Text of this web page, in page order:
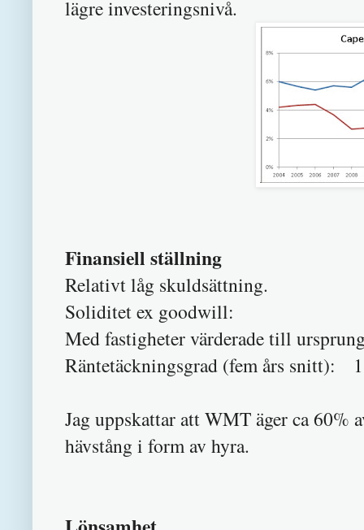
lägre investeringsnivå.
Finansiell ställning
Relativt låg skuldsättning.
Soliditet ex goodwill:
Med fastigheter värderade till
Räntetäckningsgrad (fem års snitt):
Jag uppskattar att WMT äger ca 60%
hävstång i form av hyra.